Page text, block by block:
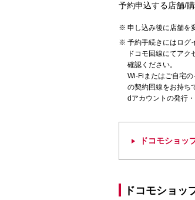
予約申込する店舗/
申し込み後に店舗を
予約手続きにはログ
ドコモ回線にてア
確認ください。
Wi-Fiまたはご自宅
の契約回線をお持ち
dアカウントの発行
ドコモショッ
ドコモショッ